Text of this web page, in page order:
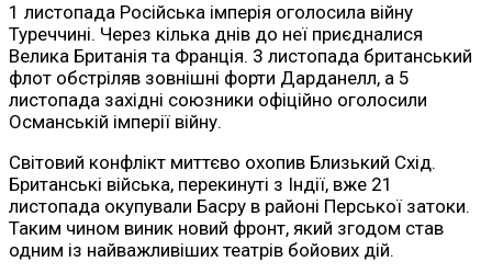
1 листопада Російська імперія оголосила війну
Туреччині. Через кілька днів до неї приєдналися
Велика Британія та Франція. 3 листопада британський
флот обстріляв зовнішні форти Дарданелл, а 5
листопада західні союзники офіційно оголосили
Османській імперії війну.
Світовий конфлікт миттєво охопив Близький Схід.
Британські війська, перекинуті з Індії, вже 21
листопада окупували Басру в районі Перської затоки.
Таким чином виник новий фронт, який згодом став
одним із найважливіших театрів бойових дій.